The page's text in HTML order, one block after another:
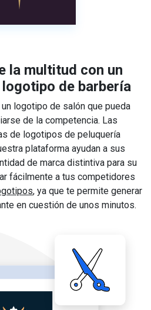
la multitud con un
de barbería
logotipo de salón que pueda
de la competencia. Las
de logotipos de peluquería
plataforma ayudan a sus
de marca distintiva para su
fácilmente a tus competidores
, ya que te permite generar
en cuestión de unos minutos.